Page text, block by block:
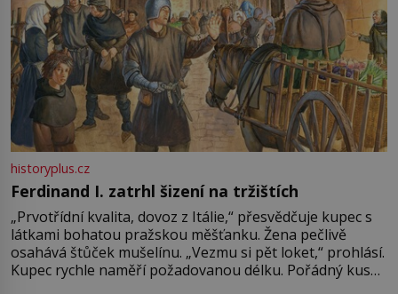
historyplus.cz
Ferdinand I. zatrhl šizení na tržištích
„Prvotřídní kvalita, dovoz z Itálie,“ přesvědčuje kupec s
látkami bohatou pražskou měšťanku. Žena pečlivě
osahává štůček mušelínu. „Vezmu si pět loket,“ prohlásí.
Kupec rychle naměří požadovanou délku. Pořádný kus